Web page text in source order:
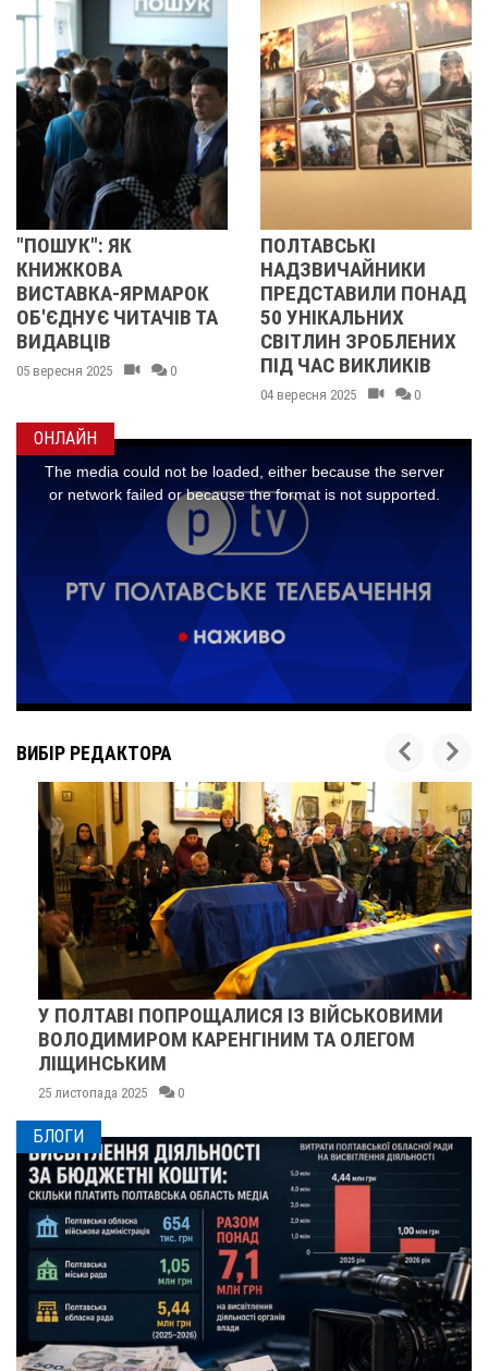
ЯК
ЯРМАРОК
ЧИТАЧІВ ТА
2025 0
ПОЛТАВСЬКІ
НАДЗВИЧАЙНИКИ
ПРЕДСТАВИЛИ ПОНАД
50 УНІКАЛЬНИХ
СВІТЛИН ЗРОБЛЕНИХ
ПІД ЧАС ВИКЛИКІВ
04 вересня 2025 0
02 січня
ОНЛАЙН
ВИБІР РЕДАКТОРА
У ПОЛТАВІ ПОПРОЩАЛИСЯ ІЗ ВІЙСЬКОВИМИ
ВОЛОДИМИРОМ КАРЕНГІНИМ ТА ОЛЕГОМ
ЛІЩИНСЬКИМ
25 листопада 2025 0
БЛОГИ